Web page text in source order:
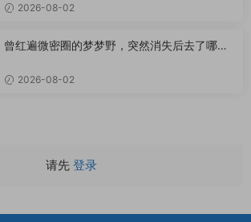
2026-08-02
曾红遍微密圈的梦梦野，突然消失后去了哪
2026-08-02
请先 登录